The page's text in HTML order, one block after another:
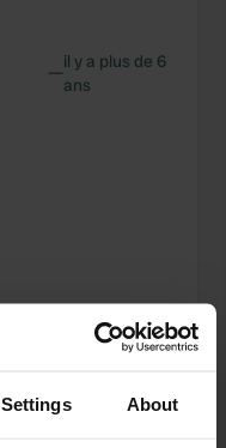
About
—il y a plus de 6
ans